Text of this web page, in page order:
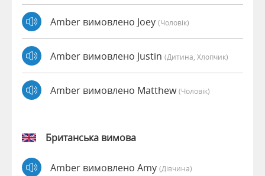
Amber вимовлено Joey (чоловік)
Amber вимовлено Justin (дитина, Хлопчик)
Amber вимовлено Matthew(чоловік)
Британська вимова
Amber вимовлено Amy (дівчина)